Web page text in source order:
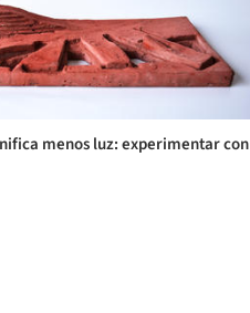
menos luz: experimentar con